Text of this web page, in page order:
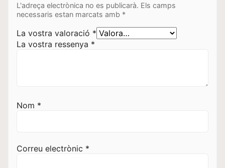
L'adreça electrònica no es publicarà. Els camps
necessaris estan marcats amb *
La vostra valoració *
La vostra ressenya *
Nom *
Correu electrònic *